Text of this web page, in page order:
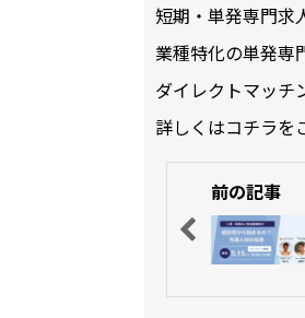
短期・単発専門求
業種特化の単発専
ダイレクトマッチ
詳しくはコチラを
前の記事